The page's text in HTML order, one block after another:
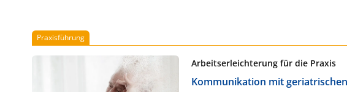
Praxisführung
Arbeitserleichterung für die Praxis
Kommunikation mit